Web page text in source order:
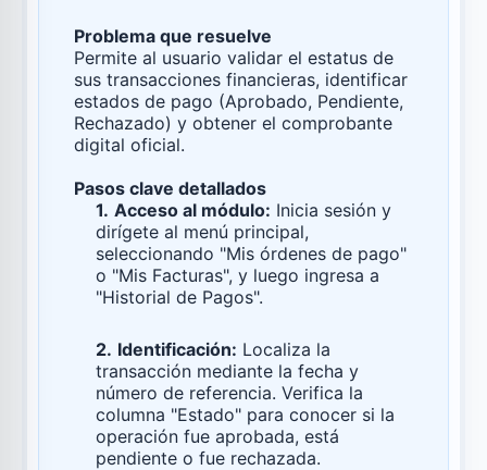
Problema que resuelve
Permite al usuario validar el estatus de
sus transacciones financieras, identificar
estados de pago (Aprobado, Pendiente,
Rechazado) y obtener el comprobante
digital oficial.
Pasos clave detallados
1. Acceso al módulo: Inicia sesión y
dirígete al menú principal,
seleccionando "Mis órdenes de pago"
o "Mis Facturas", y luego ingresa a
"Historial de Pagos".
2. Identificación: Localiza la
transacción mediante la fecha y
número de referencia. Verifica la
columna "Estado" para conocer si la
operación fue aprobada, está
pendiente o fue rechazada.